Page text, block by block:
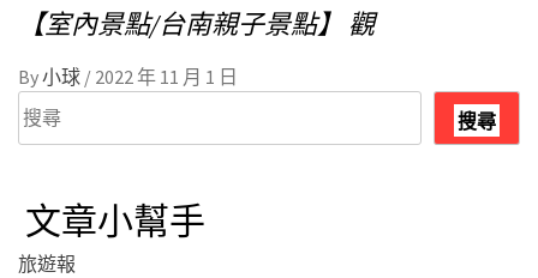
【室內景點/台南親子景點】 觀
By小球 / 2022 年 11 月 1 日
搜
尋
搜尋
文章小幫手
旅遊報